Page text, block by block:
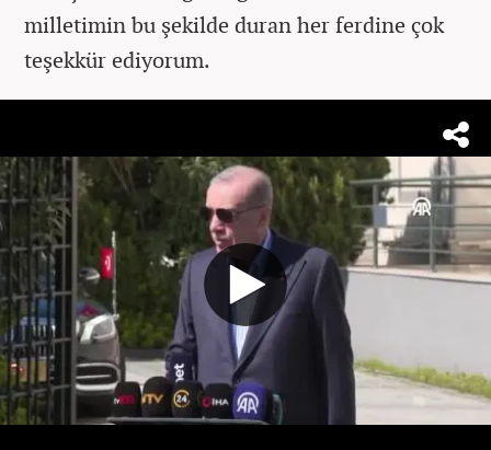
milletimin bu şekilde duran her ferdine çok
teşekkür ediyorum.